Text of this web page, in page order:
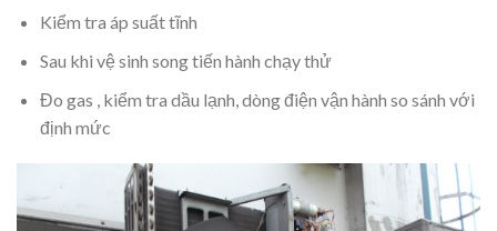
Kiểm tra áp suất tĩnh
Sau khi vệ sinh song tiến hành chạy thử
Đo gas , kiểm tra dầu lạnh, dòng điện vận hành so sánh với
định mức